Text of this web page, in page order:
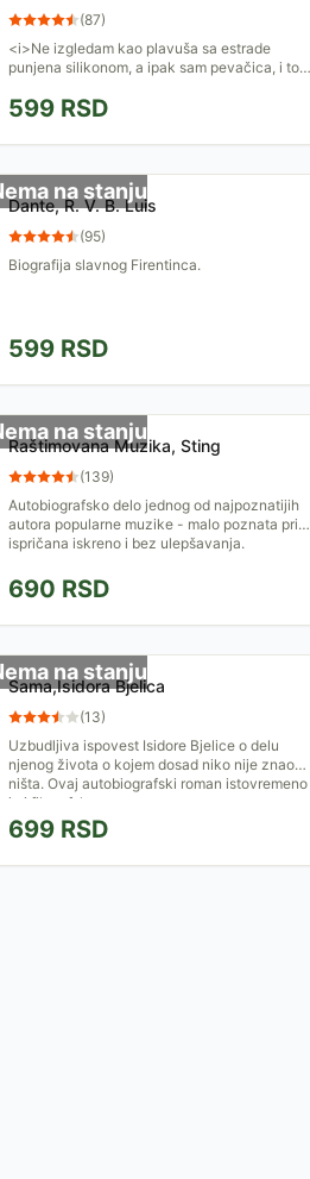
(87)
<i>Ne izgledam kao plavuša sa estrade
punjena silikonom, a ipak sam pevačica, i to
su u medijima kružile...
599 RSD
na stanju
Dante, R. V. B. Luis
(95)
Biografija slavnog Firentinca.
599 RSD
na stanju
Raštimovana Muzika, Sting
(139)
Autobiografsko delo jednog od najpoznatijih
autora popularne muzike - malo poznata priča
ispričana iskreno i bez ulepšavanja.
690 RSD
na stanju
Sama,Isidora Bjelica
(13)
Uzbudljiva ispovest Isidore Bjelice o delu
njenog života o kojem dosad niko nije znao
ništa. Ovaj autobiografski roman istovremeno
je i filozofska...
699 RSD